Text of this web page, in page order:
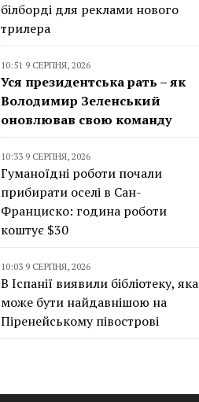
білборді для реклами нового
трилера
10:51 9 СЕРПНЯ, 2026
Уся президентська рать – як
Володимир Зеленський
оновлював свою команду
10:33 9 СЕРПНЯ, 2026
Гуманоїдні роботи почали
прибирати оселі в Сан-
Франциско: година роботи
коштує $30
10:03 9 СЕРПНЯ, 2026
В Іспанії виявили бібліотеку, яка
може бути найдавнішою на
Піренейському півострові